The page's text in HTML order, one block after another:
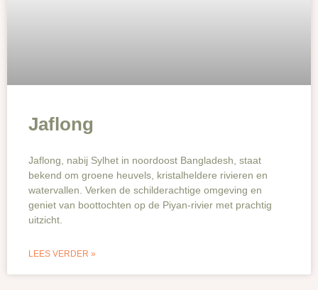
Jaflong
Jaflong, nabij Sylhet in noordoost Bangladesh, staat
bekend om groene heuvels, kristalheldere rivieren en
watervallen. Verken de schilderachtige omgeving en
geniet van boottochten op de Piyan-rivier met prachtig
uitzicht.
LEES VERDER »